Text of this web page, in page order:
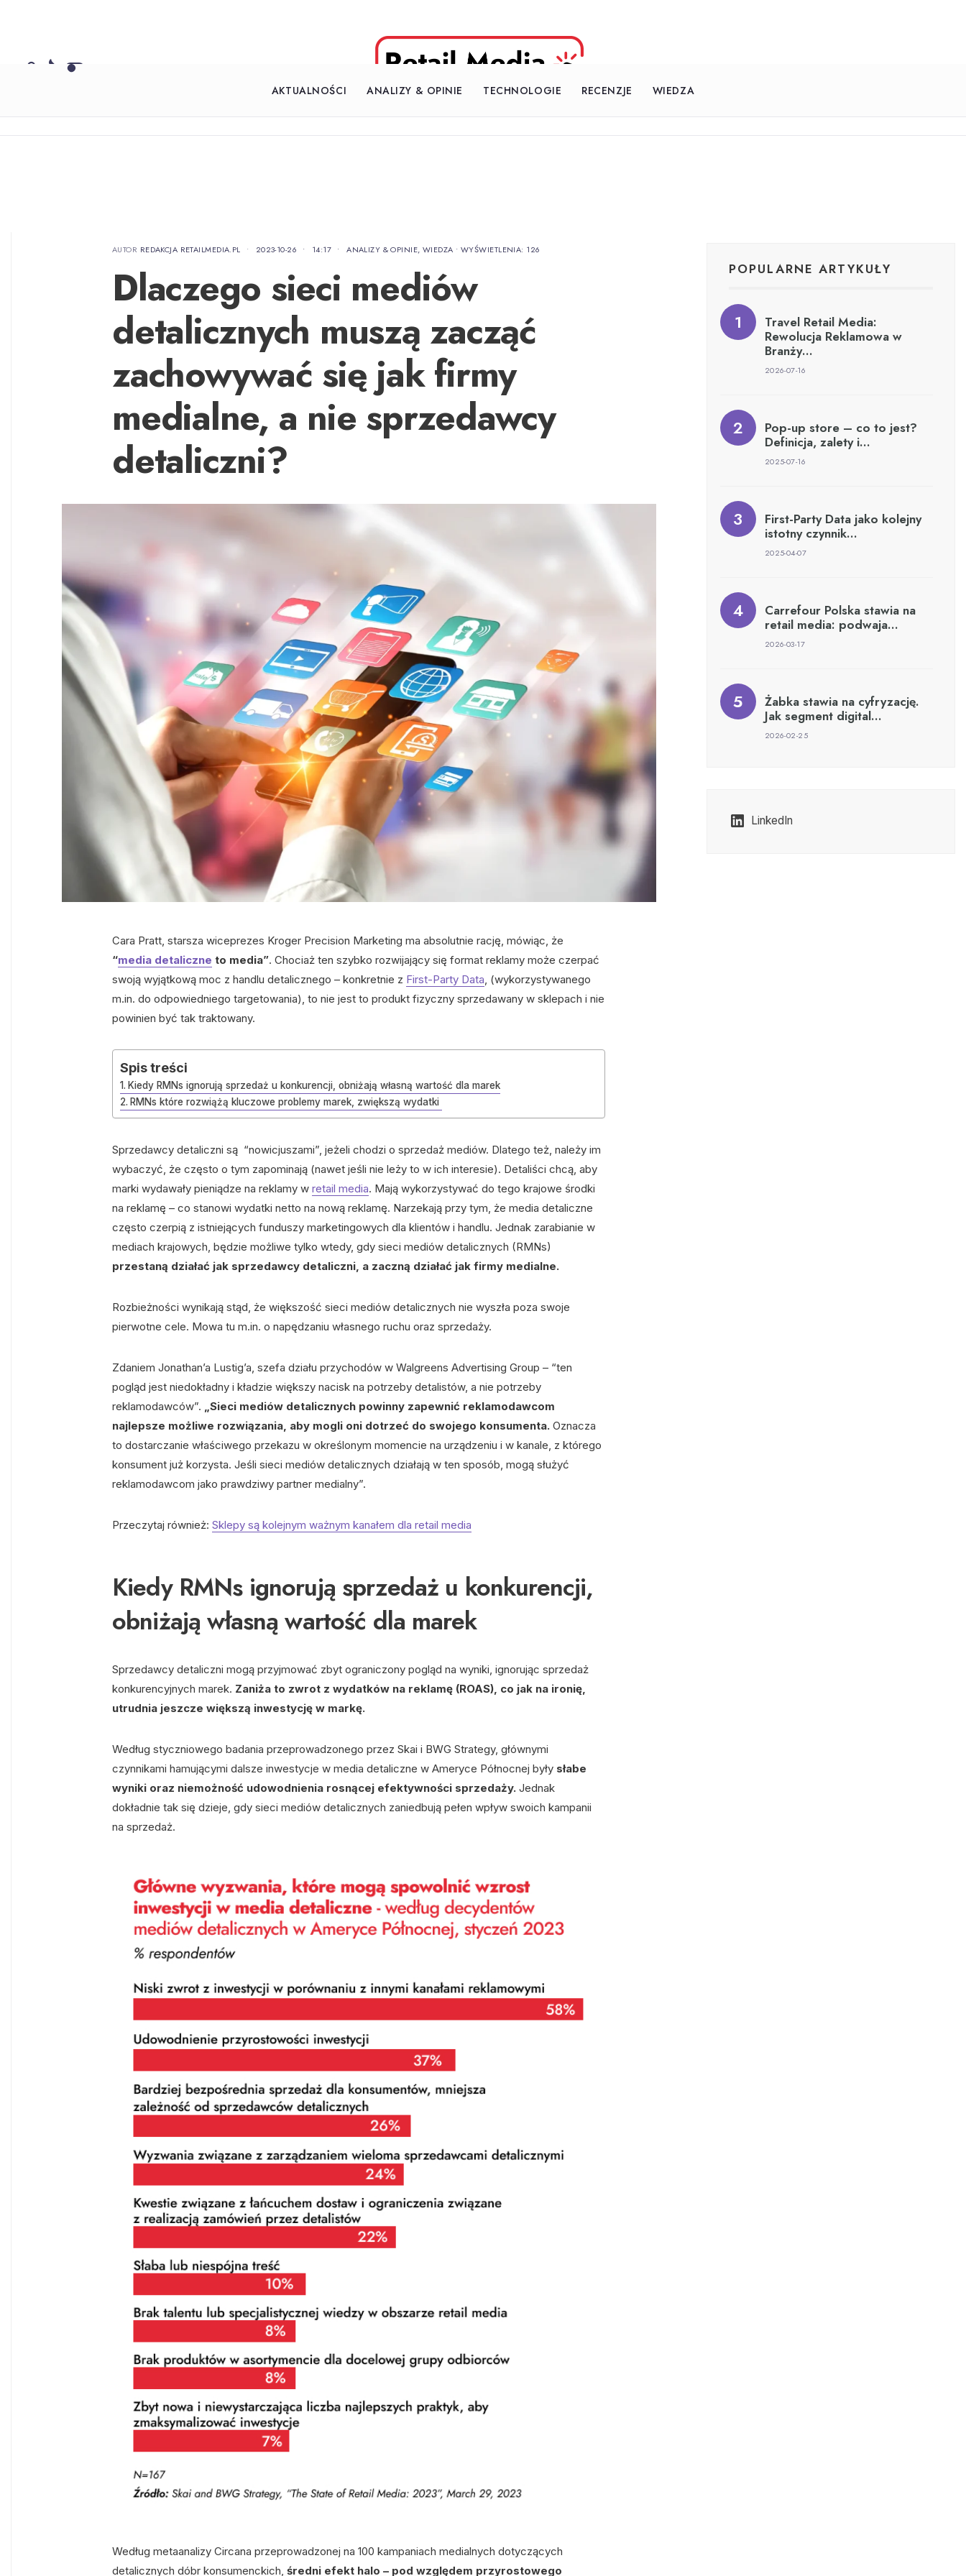
AKTUALNOŚCI ANALIZY & OPINIE TECHNOLOGIE RECENZJE WIEDZA
AUTOR REDAKCJA RETAILMEDIA.PL • 2023-10-26 • 14:17 • ANALIZY & OPINIE,WIEDZA •WYŚWIETLENIA: 126
Dlaczego sieci mediów
detalicznych muszą zacząć
zachowywać się jak firmy
medialne, a nie sprzedawcy
detaliczni?
Cara Pratt, starsza wiceprezes Kroger Precision Marketing ma absolutnie rację, mówiąc, że
“media detaliczne to media”. Chociaż ten szybko rozwijający się format reklamy może czerpać
swoją wyjątkową moc z handlu detalicznego – konkretnie z First-Party Data, (wykorzystywanego
m.in. do odpowiedniego targetowania), to nie jest to produkt fizyczny sprzedawany w sklepach i nie
powinien być tak traktowany.
Spis treści
Kiedy RMNs ignorują sprzedaż u konkurencji, obniżają własną wartość dla marek
RMNs które rozwiążą kluczowe problemy marek, zwiększą wydatki
Sprzedawcy detaliczni są “nowicjuszami”, jeżeli chodzi o sprzedaż mediów. Dlatego też, należy im
wybaczyć, że często o tym zapominają (nawet jeśli nie leży to w ich interesie). Detaliści chcą, aby
marki wydawały pieniądze na reklamy w retail media. Mają wykorzystywać do tego krajowe środki
na reklamę – co stanowi wydatki netto na nową reklamę. Narzekają przy tym, że media detaliczne
często czerpią z istniejących funduszy marketingowych dla klientów i handlu. Jednak zarabianie w
mediach krajowych, będzie możliwe tylko wtedy, gdy sieci mediów detalicznych (RMNs)
przestaną działać jak sprzedawcy detaliczni, a zaczną działać jak firmy medialne.
Rozbieżności wynikają stąd, że większość sieci mediów detalicznych nie wyszła poza swoje
pierwotne cele. Mowa tu m.in. o napędzaniu własnego ruchu oraz sprzedaży.
Zdaniem Jonathan’a Lustig’a, szefa działu przychodów w Walgreens Advertising Group – “ten
pogląd jest niedokładny i kładzie większy nacisk na potrzeby detalistów, a nie potrzeby
reklamodawców”. „Sieci mediów detalicznych powinny zapewnić reklamodawcom
najlepsze możliwe rozwiązania, aby mogli oni dotrzeć do swojego konsumenta. Oznacza
to dostarczanie właściwego przekazu w określonym momencie na urządzeniu i w kanale, z którego
konsument już korzysta. Jeśli sieci mediów detalicznych działają w ten sposób, mogą służyć
reklamodawcom jako prawdziwy partner medialny”.
Przeczytaj również: Sklepy są kolejnym ważnym kanałem dla retail media
Kiedy RMNs ignorują sprzedaż u konkurencji,
obniżają własną wartość dla marek
Sprzedawcy detaliczni mogą przyjmować zbyt ograniczony pogląd na wyniki, ignorując sprzedaż
konkurencyjnych marek. Zaniża to zwrot z wydatków na reklamę (ROAS), co jak na ironię,
utrudnia jeszcze większą inwestycję w markę.
Według styczniowego badania przeprowadzonego przez Skai i BWG Strategy, głównymi
czynnikami hamującymi dalsze inwestycje w media detaliczne w Ameryce Północnej były słabe
wyniki oraz niemożność udowodnienia rosnącej efektywności sprzedaży. Jednak
dokładnie tak się dzieje, gdy sieci mediów detalicznych zaniedbują pełen wpływ swoich kampanii
na sprzedaż.
Według metaanalizy Circana przeprowadzonej na 100 kampaniach medialnych dotyczących
detalicznych dóbr konsumenckich, średni efekt halo – pod względem przyrostowego
POPULARNE ARTYKUŁY
Travel Retail Media:
Rewolucja Reklamowa w
Branży…
2026-07-16
Pop-up store – co to jest?
Definicja, zalety i…
2025-07-16
First-Party Data jako kolejny
istotny czynnik…
2025-04-07
Carrefour Polska stawia na
retail media: podwaja…
2026-03-17
Żabka stawia na cyfryzację.
Jak segment digital…
2026-02-25
LinkedIn